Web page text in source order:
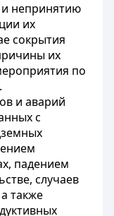
и непринятию
их
сокрытия
их
по
и аварий
с
падением
случаев
также